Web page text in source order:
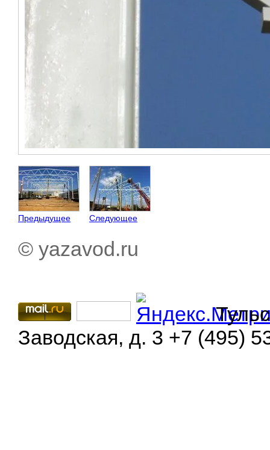
Предыдущее Следующее
© yazavod.ru
Заводская, д. 3 +7 (495)